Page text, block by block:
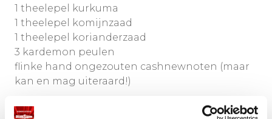
1 theelepel kurkuma
1 theelepel komijnzaad
1 theelepel korianderzaad
3 kardemon peulen
flinke hand ongezouten cashnewnoten (maar
kan en mag uiteraard!)